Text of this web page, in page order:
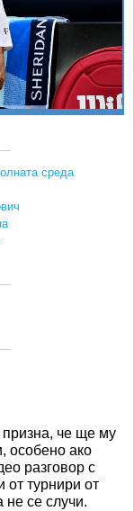
среда
че ще му
особено ако
разговор с
от турнири от
се случи.